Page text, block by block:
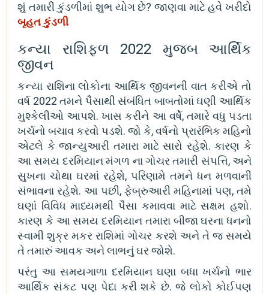
શું તમારી કુંડળીમાં શુભ યોગ છે? જાણવા માટે હવે ખરીદો
બૃહત કુંડળી
કન્યા રાશિફળ 2022 મુજબ આર્થિક
જીવન
કન્યા રાશિના લોકોના આર્થિક જીવનની વાત કરીએ તો
વર્ષ 2022 તમને પૈસાથી સંબંધિત બાબતોમાં ઘણી આર્થિક
મુશ્કેલીઓ આપશે. ખાસ કરીને આ વર્ષે, તમારે વધુ પડતા
ખર્ચનો બચાવ કરવો પડશે. જો કે, વર્ષનો પ્રારંભિક મહિનો
એટલે કે જાન્યુઆરી તમારા માટે સારો રહેશે. કારણ કે
આ સમય દરમિયાન મંગળ ના ગોચર તમારી સંપત્તિ, અને
સુખના ચોથા ઘરમાં રહેશે, પરિણામે તમને ધન મળવાની
સંભાવના રહેશે. આ પછી, ફેબ્રુઆરી મહિનામાં પણ, તમે
ઘણાં વિવિધ માધ્યમથી પૈસા કમાવવા માટે સક્ષમ હશો.
કારણ કે આ સમય દરમિયાન તમારા બીજા ઘરના ધનનો
સ્વામી શુક્ર મકર રાશિમાં ગોચર કરશે અને તે જ સમયે
તે તમારું આવક અને લાભનું ઘર જોશે.
પરંતુ આ સમયગાળા દરમિયાન ઘણા બધા ખર્ચનો ભાર
આર્થિક સંકટ પણ પેદા કરી શકે છે. જે લોકો કોઈપણ